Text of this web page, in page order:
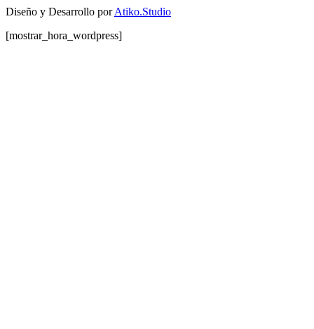
Diseño y Desarrollo porAtiko.Studio
[mostrar_hora_wordpress]